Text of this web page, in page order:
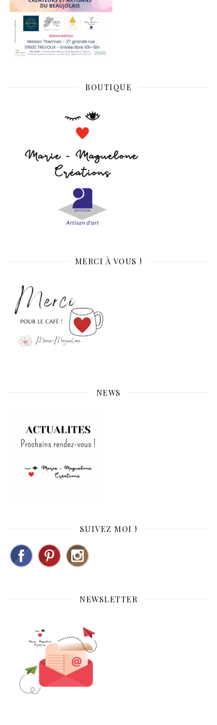
BOUTIQUE
MERCI À VOUS !
NEWS
SUIVEZ MOI !
NEWSLETTER